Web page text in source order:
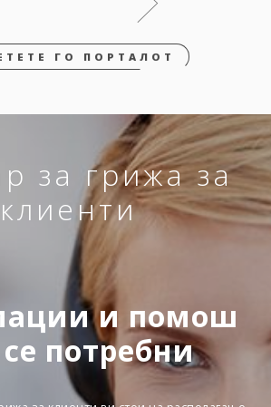
ГО ПОРТАЛОТ
за грижа за
клиенти
и помош
потребни